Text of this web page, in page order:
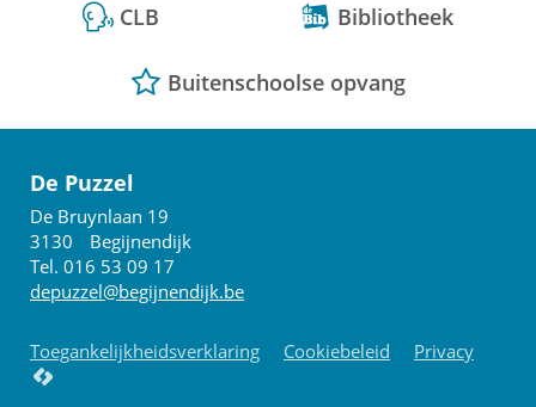
CLB Bibliotheek
Buitenschoolse opvang
De Puzzel
Adres
De Bruynlaan 19
3130
Begijnendijk
Tel. 016 53 09 17
E-
depuzzel@begijnendijk.be
Toegankelijkheidsverklaring Cookiebeleid Privacy